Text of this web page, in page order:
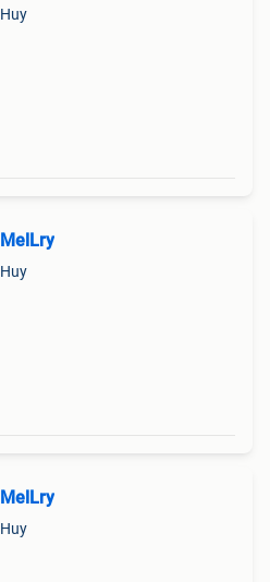
Huy
MelLry
Huy
MelLry
Huy